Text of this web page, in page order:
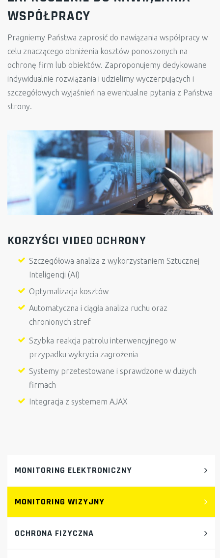
WSPÓŁPRACY
Pragniemy Państwa zaprosić do nawiązania współpracy w
celu znaczącego obniżenia kosztów ponoszonych na
ochronę firm lub obiektów. Zaproponujemy dedykowane
indywidualnie rozwiązania i udzielimy wyczerpujących i
szczegółowych wyjaśnień na ewentualne pytania z Państwa
strony.
KORZYŚCI VIDEO OCHRONY
Szczegółowa analiza z wykorzystaniem Sztucznej
Inteligencji (AI)
Optymalizacja kosztów
Automatyczna i ciągła analiza ruchu oraz
chronionych stref
Szybka reakcja patrolu interwencyjnego w
przypadku wykrycia zagrożenia
Systemy przetestowane i sprawdzone w dużych
firmach
Integracja z systemem AJAX
MONITORING ELEKTRONICZNY
MONITORING WIZYJNY
OCHRONA FIZYCZNA